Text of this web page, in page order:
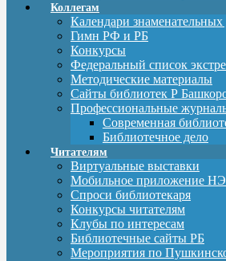
Коллегам
Календари знаменательных
Гимн РФ и РБ
Конкурсы
Федеральный список
Методические материалы
Сайты библиотек Р
Профессиональные
Современная
Библиотечное дело
Читателям
Виртуальные выставки
Мобильное приложение
Спроси библиотекаря
Конкурсы читателям
Клубы по интересам
Библиотечные сайты РБ
Мероприятия по